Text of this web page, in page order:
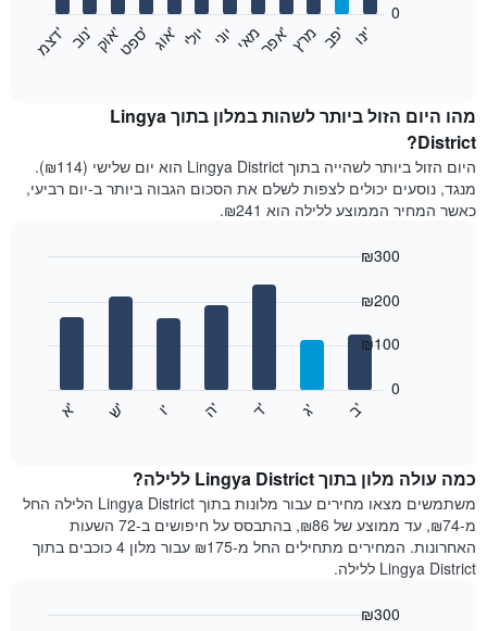
מחיר
הממוצע
של
חדר
בכל
חודש
המציגים
התרשים
המציגים
את
המחיר
הממוצע
של
י
נ
ו
' פ
ב​​​​​​​
' מרץא
פ
ר
' מאי יוני יולי א
ו
ג
' ס
פ
ט
' א
ו
ק
' נ
ו
ב
' ד
צ
מ
'
0
מהו היום הזול ביותר לשהות במלון בתוך Lingya
District?
היום הזול ביותר לשהייה בתוך Lingya District הוא יום שלישי (₪114).
מנגד, נוסעים יכולים לצפות לשלם את הסכום הגבוה ביותר ב-יום רביעי,
כאשר המחיר הממוצע ללילה הוא ₪241.
התרשים
מחיר
של
חדר
לכל
יום
התרשים
ב
' ג
' ד
' ה
' ו
' ש
' א
'
0
₪100
₪200
₪300
כמה עולה מלון בתוך Lingya District ללילה?
משתמשים מצאו מחירים עבור מלונות בתוך Lingya District הלילה החל
מ-₪74, עד ממוצע של ₪86, בהתבסס על חיפושים ב-72 השעות
האחרונות. המחירים מתחילים החל מ-₪175 עבור מלון 4 כוכבים בתוך
Lingya District ללילה.
₪300